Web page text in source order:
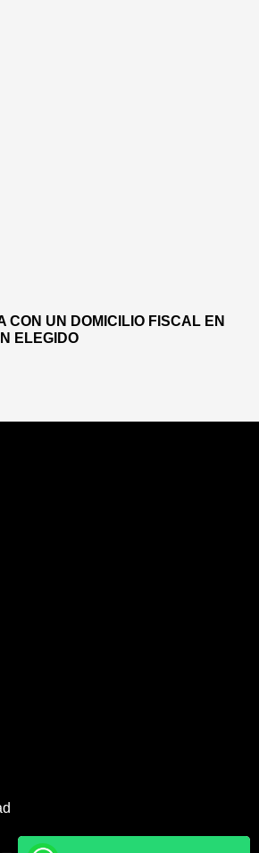
CON UN DOMICILIO FISCAL EN
ELEGIDO